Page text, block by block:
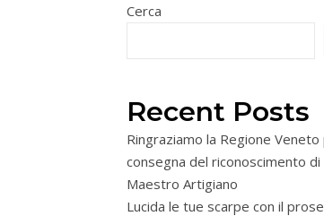
Cerca
Recent Posts
Ringraziamo la Regione Veneto
consegna del riconoscimento di
Maestro Artigiano
Lucida le tue scarpe con il